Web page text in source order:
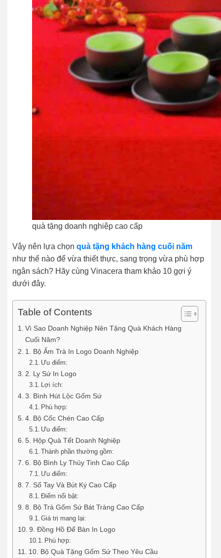
quà tặng doanh nghiệp cao cấp
Vậy nên lựa chọn quà tặng khách hàng cuối năm
như thế nào để vừa thiết thực, sang trọng vừa phù hợp
ngân sách? Hãy cùng Vinacera tham khảo 10 gợi ý
dưới đây.
Table of Contents
Vì Sao Doanh Nghiệp Nên Tặng Quà Khách Hàng
Cuối Năm?
1. Bộ Ấm Trà In Logo Doanh Nghiệp
Ưu điểm:
2. Ly Sứ In Logo
Lợi ích:
3. Bình Hút Lộc Gốm Sứ
Phù hợp:
4. Bộ Cốc Chén Cao Cấp
Ưu điểm:
5. Hộp Quà Tết Doanh Nghiệp
Thành phần thường gồm:
6. Bộ Bình Ly Thủy Tinh Cao Cấp
Ưu điểm:
7. Sổ Tay Và Bút Ký Cao Cấp
Điểm nổi bật:
8. Bộ Trà Gốm Sứ Bát Tràng Cao Cấp
Giá trị mang lại:
9. Đồng Hồ Để Bàn In Logo
Phù hợp:
10. Bộ Quà Tặng Gốm Sứ Theo Yêu Cầu